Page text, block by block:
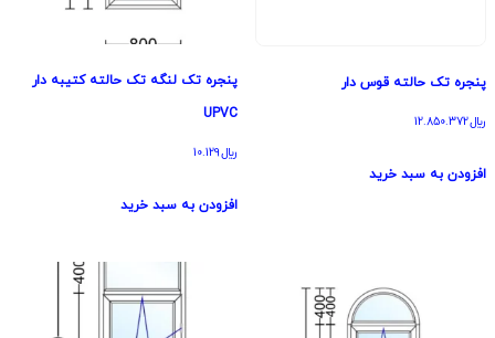
پنجره تک حالته قوس دار
﷼12.850.372
افزودن به سبد خرید
پنجره تک لنگه تک حالته کتیبه دار
UPVC
﷼10.129
افزودن به سبد خرید